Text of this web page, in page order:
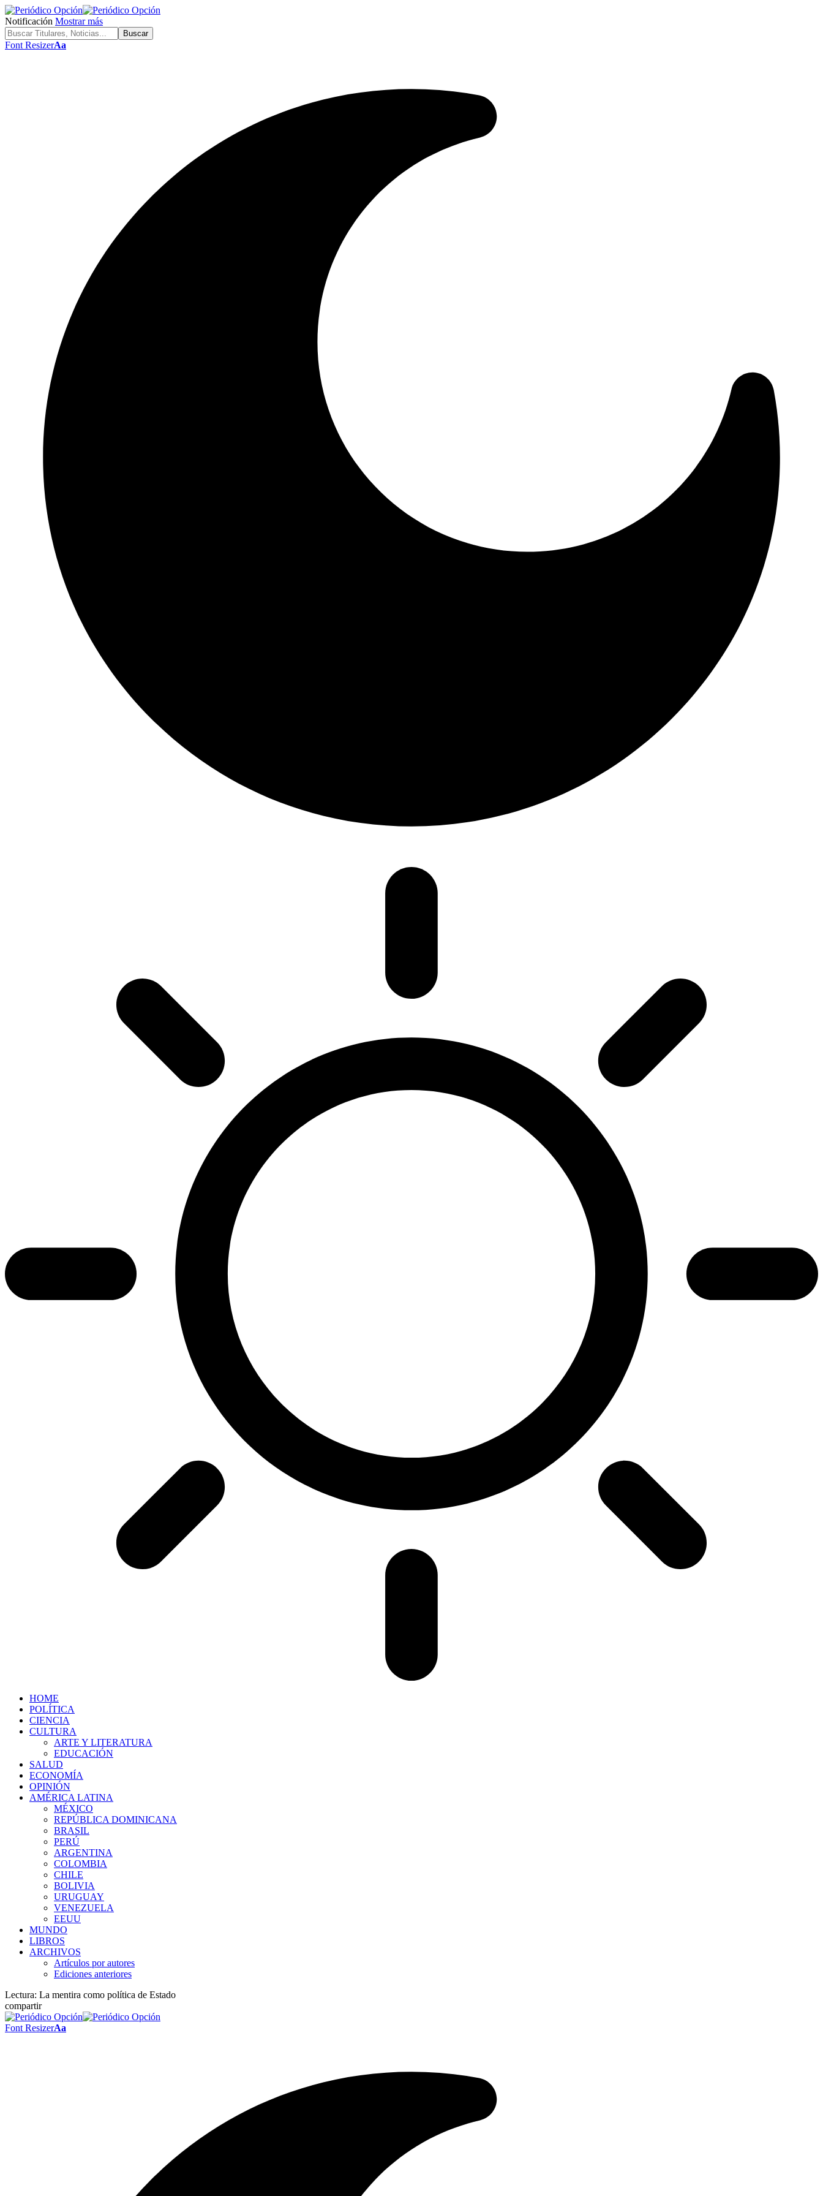
Notificación Mostrar más
Font ResizerAa
HOME
POLÍTICA
CIENCIA
CULTURA
ARTE Y LITERATURA
EDUCACIÓN
SALUD
ECONOMÍA
OPINIÓN
AMÉRICA LATINA
MÉXICO
REPÚBLICA DOMINICANA
BRASIL
PERÚ
ARGENTINA
COLOMBIA
CHILE
BOLIVIA
URUGUAY
VENEZUELA
EEUU
MUNDO
LIBROS
ARCHIVOS
Artículos por autores
Ediciones anteriores
Lectura: La mentira como política de Estado
compartir
Font ResizerAa